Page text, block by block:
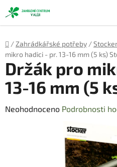
Přejít
na
obsah
Domů
/ Zahrádkářské potřeby /
mikro hadici - pr. 13-16 mm (5 ks)
Držák pro
13-16 mm (5
Průměrné
Neohodnoceno Podrobnosti